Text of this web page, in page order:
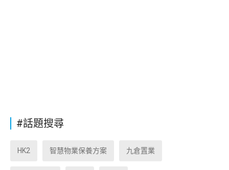
#話題搜尋
HK2 智慧物業保養方案 九倉置業